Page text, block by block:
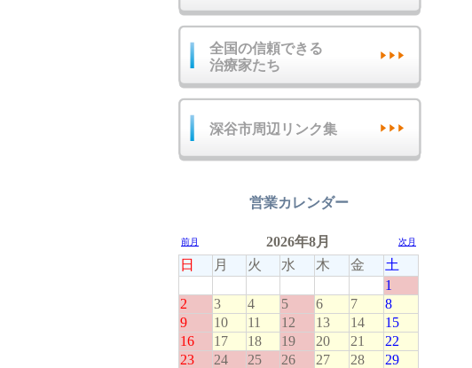
全国の信頼できる
治療家たち
深谷市周辺リンク集
営業カレンダー